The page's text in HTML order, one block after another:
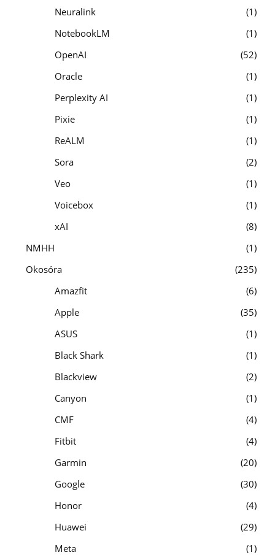
Neuralink
1
NotebookLM
1
OpenAI
52
Oracle
1
Perplexity AI
1
Pixie
1
ReALM
1
Sora
2
Veo
1
Voicebox
1
xAI
8
NMHH
1
Okosóra
235
Amazfit
6
Apple
35
ASUS
1
Black Shark
1
Blackview
2
Canyon
1
CMF
4
Fitbit
4
Garmin
20
Google
30
Honor
4
Huawei
29
Meta
1